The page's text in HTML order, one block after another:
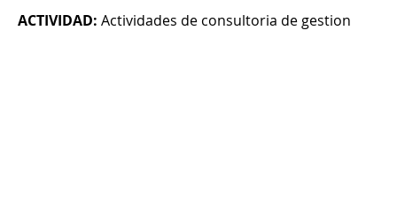
ACTIVIDAD: Actividades de consultoria de gestion